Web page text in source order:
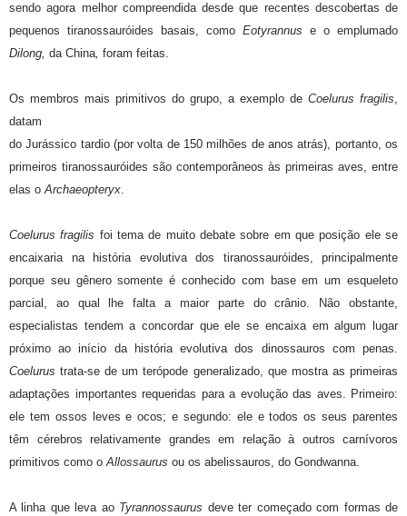
sendo agora melhor compreendida desde que recentes descobertas de
pequenos tiranossauróides basais, como Eotyrannus e o emplumado
Dilong, da China, foram feitas.
Os membros mais primitivos do grupo, a exemplo de Coelurus fragilis,
datam
do Jurássico tardio (por volta de 150 milhões de anos atrás), portanto, os
primeiros tiranossauróides são contemporâneos às primeiras aves, entre
elas oArchaeopteryx.
Coelurus fragilis foi tema de muito debate sobre em que posição ele se
encaixaria na história evolutiva dos tiranossauróides, principalmente
porque seu gênero somente é conhecido com base em um esqueleto
parcial, ao qual lhe falta a maior parte do crânio. Não obstante,
especialistas tendem a concordar que ele se encaixa em algum lugar
próximo ao início da história evolutiva dos dinossauros com penas.
Coelurus trata-se de um terópode generalizado, que mostra as primeiras
adaptações importantes requeridas para a evolução das aves. Primeiro:
ele tem ossos leves e ocos; e segundo: ele e todos os seus parentes
têm cérebros relativamente grandes em relação à outros carnívoros
primitivos como oAllossaurus ou os abelissauros, do Gondwanna.
A linha que leva ao Tyrannossaurus deve ter começado com formas de